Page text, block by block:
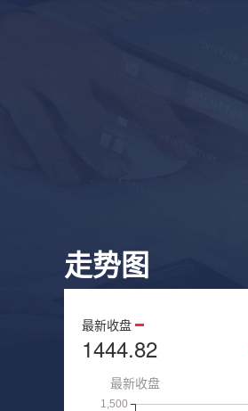
走势图
最新收盘
1444.82